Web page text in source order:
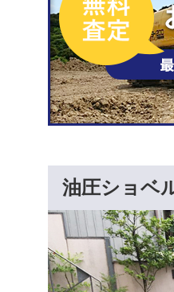
油圧ショ